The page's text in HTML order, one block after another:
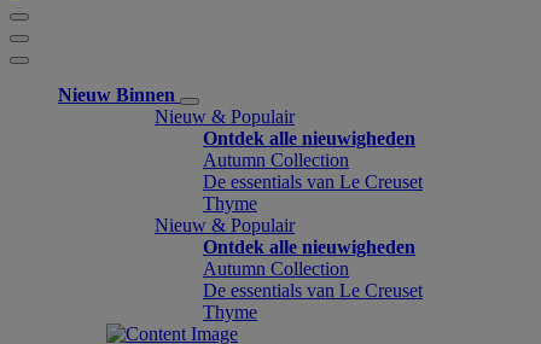
Nieuw Binnen
Nieuw & Populair
Ontdek alle nieuwigheden
Autumn Collection
De essentials van Le Creuset
Thyme
Nieuw & Populair
Ontdek alle nieuwigheden
Autumn Collection
De essentials van Le Creuset
Thyme